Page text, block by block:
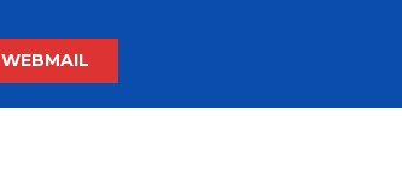
WEBMAIL